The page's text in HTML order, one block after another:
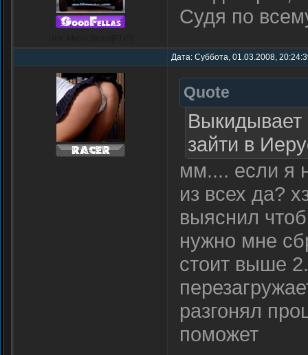
Судя по
Дата: Суббота, 01.03.2008,
Quote
Выкидывает
зайти в
мм.... если я
из всех да?
выяснил
нужно мне
стоит выше
разгонял
поможет